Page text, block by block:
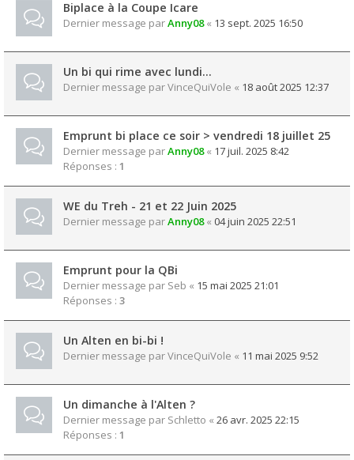
Biplace à la Coupe Icare
Dernier message parAnny08« 13 sept. 2025 16:50
Un bi qui rime avec lundi...
Dernier message parVinceQuiVole « 18 août 2025 12:37
Emprunt bi place ce soir > vendredi 18 juillet 25
Dernier message parAnny08« 17 juil. 2025 8:42
Réponses : 1
WE du Treh - 21 et 22 Juin 2025
Dernier message parAnny08« 04 juin 2025 22:51
Emprunt pour la QBi
Dernier message par Seb « 15 mai 2025 21:01
Réponses : 3
Un Alten en bi-bi !
Dernier message parVinceQuiVole « 11 mai 2025 9:52
Un dimanche à l'Alten ?
Dernier message par Schletto « 26 avr. 2025 22:15
Réponses : 1